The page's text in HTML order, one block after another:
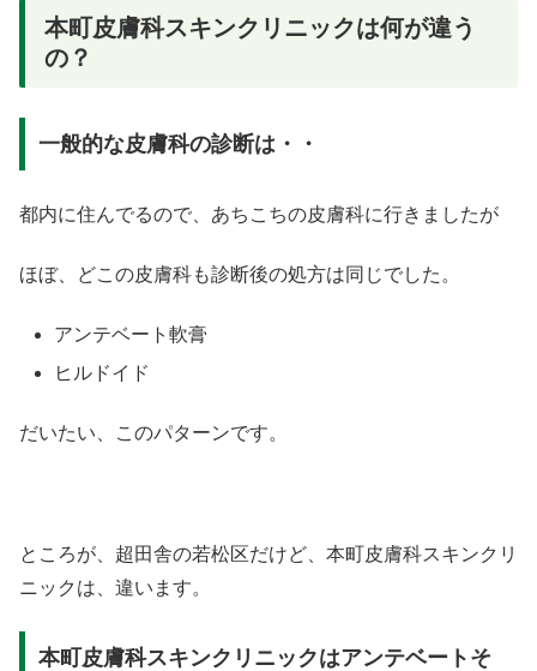
本町皮膚科スキンクリニックは何が違う
の？
一般的な皮膚科の診断は・・
都内に住んでるので、あちこちの皮膚科に行きましたが
ほぼ、どこの皮膚科も診断後の処方は同じでした。
アンテベート軟膏
ヒルドイド
だいたい、このパターンです。
ところが、超田舎の若松区だけど、本町皮膚科スキンクリ
ニックは、違います。
本町皮膚科スキンクリニックはアンテベートそ